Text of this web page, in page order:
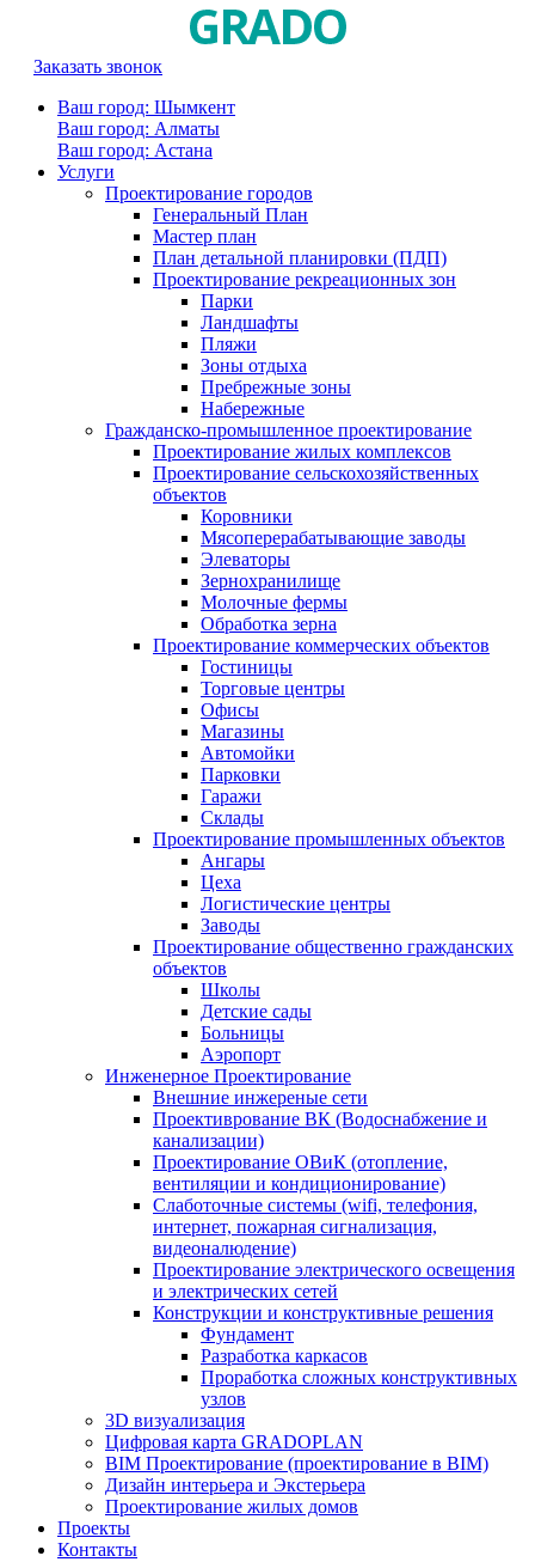
Заказать звонок
Ваш город: Шымкент
Ваш город: Алматы
Ваш город: Астана
Услуги
Проектирование городов
Генеральный План
Мастер план
План детальной планировки (ПДП)
Проектирование рекреационных зон
Парки
Ландшафты
Пляжи
Зоны отдыха
Пребрежные зоны
Набережные
Гражданско-промышленное проектирование
Проектирование жилых комплексов
Проектирование сельскохозяйственных
объектов
Коровники
Мясоперерабатывающие заводы
Элеваторы
Зернохранилище
Молочные фермы
Обработка зерна
Проектирование коммерческих объектов
Гостиницы
Торговые центры
Офисы
Магазины
Автомойки
Парковки
Гаражи
Склады
Проектирование промышленных объектов
Ангары
Цеха
Логистические центры
Заводы
Проектирование общественно гражданских
объектов
Школы
Детские сады
Больницы
Аэропорт
Инженерное Проектирование
Внешние инжереные сети
Проективрование ВК (Водоснабжение и
канализации)
Проектирование ОВиК (отопление,
вентиляции и кондиционирование)
Слаботочные системы (wifi, телефония,
интернет, пожарная сигнализация,
видеоналюдение)
Проектирование электрического освещения
и электрических сетей
Конструкции и конструктивные решения
Фундамент
Разработка каркасов
Проработка сложных конструктивных
узлов
3D визуализация
Цифровая карта GRADOPLAN
BIM Проектирование (проектирование в BIM)
Дизайн интерьера и Экстерьера
Проектирование жилых домов
Проекты
Контакты